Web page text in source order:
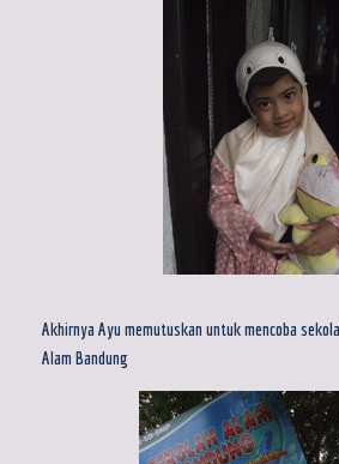
Akhirnya Ayu memutuskan untuk mencoba
Alam Bandung